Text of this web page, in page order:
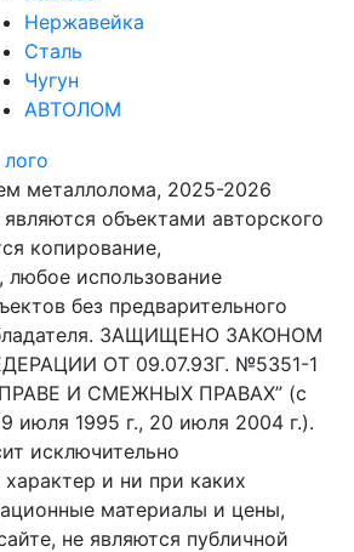
Нержавейка
Сталь
Чугун
АВТОЛОМ
металлолома, 2025-2026
объектами авторского
копирование,
любое использование
без предварительного
ЗАЩИЩЕНО ЗАКОНОМ
ОТ 09.07.93Г. №5351-1
И СМЕЖНЫХ ПРАВАХ” (с
июля 1995 г., 20 июля 2004 г.).
исключительно
и ни при каких
материалы и цены,
не являются публичной